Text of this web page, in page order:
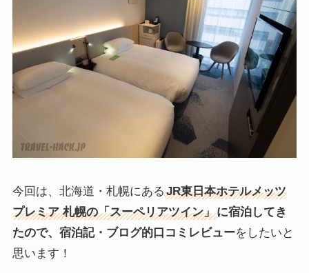
今回は、北海道・札幌にある JR東日本ホテルメッツ
プレミア 札幌の「スーペリアツイン」に宿泊してき
たので、宿泊記・ブログ的口コミレビューをしたいと
思います！